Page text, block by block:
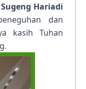
Hariadi
dan
kasih Tuhan